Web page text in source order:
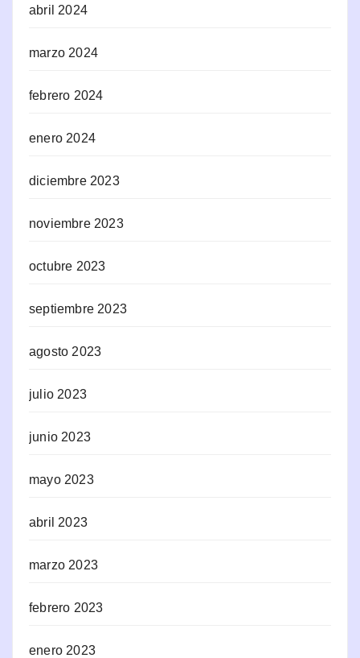
abril 2024
marzo 2024
febrero 2024
enero 2024
diciembre 2023
noviembre 2023
octubre 2023
septiembre 2023
agosto 2023
julio 2023
junio 2023
mayo 2023
abril 2023
marzo 2023
febrero 2023
enero 2023